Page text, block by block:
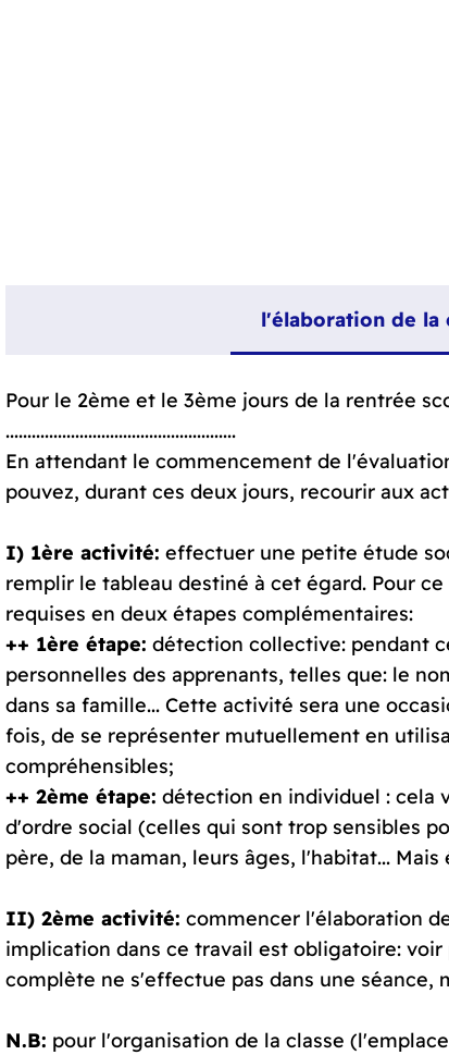
l'élaboration de la
Pour le 2ème et le 3ème jours de la rentrée
.....................................................
En attendant le commencement de
pouvez, durant ces deux jours, recourir aux
I) 1ère activité: effectuer une petite étude
remplir le tableau destiné à cet égard. Pour
requises en deux étapes complémentaires:
++ 1ère étape: détection collective: pendant
personnelles des apprenants, telles que: le
dans sa famille... Cette activité sera une
fois, de se représenter mutuellement en
compréhensibles;
++ 2ème étape: détection en individuel : cela
d'ordre social (celles qui sont trop sensibles
père, de la maman, leurs âges, l'habitat...
II) 2ème activité: commencer l'élaboration
implication dans ce travail est obligatoire:
complète ne s'effectue pas dans une séance,
N.B: pour l'organisation de la classe